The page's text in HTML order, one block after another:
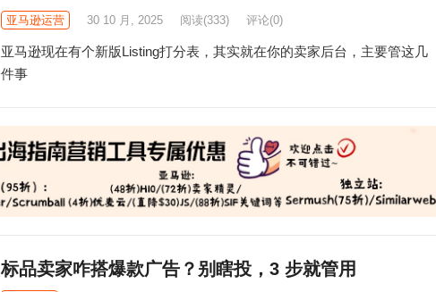
亚马逊运营 30 10 月, 2025 阅读(333) 评论(0)
亚马逊现在有个新版Listing打分表，其实就在你的卖家后台，主要管这几
件事
标品卖家咋搭爆款广告？别瞎投，3 步就管用